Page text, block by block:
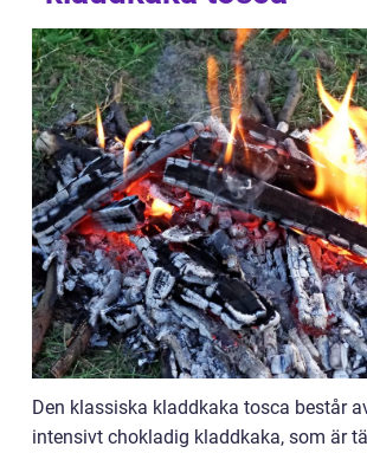
Den klassiska kladdkaka tosca består
intensivt chokladig kladdkaka, som är